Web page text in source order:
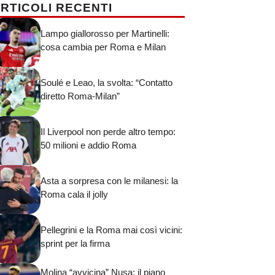
RECENTI
Lampo giallorosso per Martinelli:
cosa cambia per Roma e Milan
Soulé e Leao, la svolta: “Contatto
diretto Roma-Milan”
Il Liverpool non perde altro tempo:
50 milioni e addio Roma
Asta a sorpresa con le milanesi: la
Roma cala il jolly
Pellegrini e la Roma mai così vicini:
sprint per la firma
Molina “avvicina” Nusa: il piano